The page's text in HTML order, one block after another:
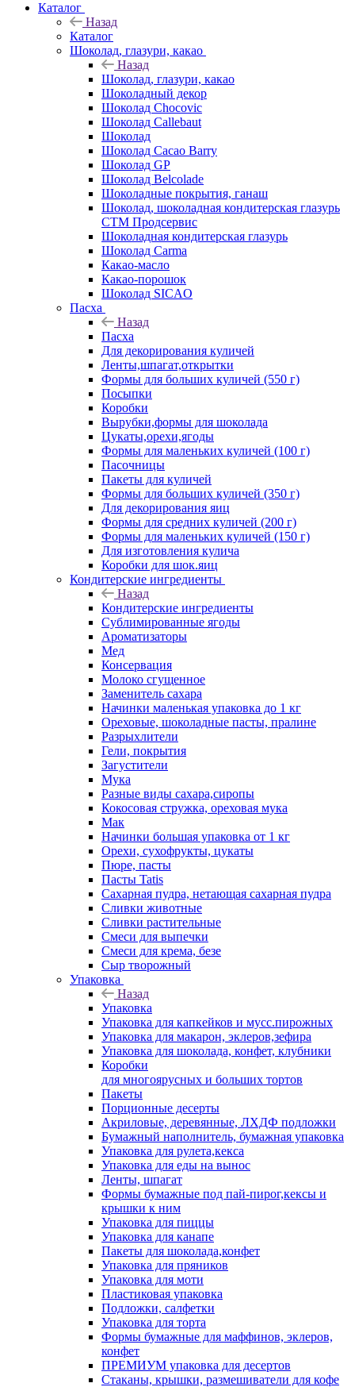
Каталог
Назад
Каталог
Шоколад, глазури, какао
Назад
Шоколад, глазури, какао
Шоколадный декор
Шоколад Chocovic
Шоколад Callebaut
Шоколад
Шоколад Cacao Barry
Шоколад GP
Шоколад Belcolade
Шоколадные покрытия, ганаш
Шоколад, шоколадная кондитерская глазурь
СТМ Продсервис
Шоколадная кондитерская глазурь
Шоколад Carma
Какао-масло
Какао-порошок
Шоколад SICAO
Пасха
Назад
Пасха
Для декорирования куличей
Ленты,шпагат,открытки
Формы для больших куличей (550 г)
Посыпки
Коробки
Вырубки,формы для шоколада
Цукаты,орехи,ягоды
Формы для маленьких куличей (100 г)
Пасочницы
Пакеты для куличей
Формы для больших куличей (350 г)
Для декорирования яиц
Формы для средних куличей (200 г)
Формы для маленьких куличей (150 г)
Для изготовления кулича
Коробки для шок.яиц
Кондитерские ингредиенты
Назад
Кондитерские ингредиенты
Сублимированные ягоды
Ароматизаторы
Мед
Консервация
Молоко сгущенное
Заменитель сахара
Начинки маленькая упаковка до 1 кг
Ореховые, шоколадные пасты, пралине
Разрыхлители
Гели, покрытия
Загустители
Мука
Разные виды сахара,сиропы
Кокосовая стружка, ореховая мука
Мак
Начинки большая упаковка от 1 кг
Орехи, сухофрукты, цукаты
Пюре, пасты
Пасты Tatis
Сахарная пудра, нетающая сахарная пудра
Сливки животные
Сливки растительные
Смеси для выпечки
Смеси для крема, безе
Сыр творожный
Упаковка
Назад
Упаковка
Упаковка для капкейков и мусс.пирожных
Упаковка для макарон, эклеров,зефира
Упаковка для шоколада, конфет, клубники
Коробки
для многоярусных и больших тортов
Пакеты
Порционные десерты
Акриловые, деревянные, ЛХДФ подложки
Бумажный наполнитель, бумажная упаковка
Упаковка для рулета,кекса
Упаковка для еды на вынос
Ленты, шпагат
Формы бумажные под пай-пирог,кексы и
крышки к ним
Упаковка для пиццы
Упаковка для канапе
Пакеты для шоколада,конфет
Упаковка для пряников
Упаковка для моти
Пластиковая упаковка
Подложки, салфетки
Упаковка для торта
Формы бумажные для маффинов, эклеров,
конфет
ПРЕМИУМ упаковка для десертов
Стаканы, крышки, размешиватели для кофе